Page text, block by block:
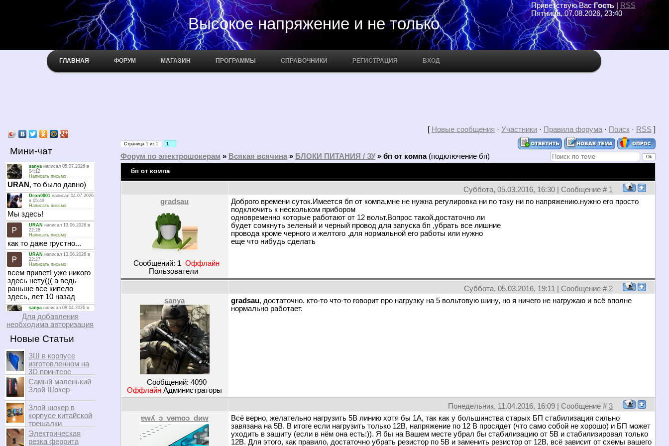
Приветствую Вас Гость|
RSS
Пятница, 07.08.2026, 23:40
Высокое напряжение и не только
ГЛАВНАЯ ФОРУМ МАГАЗИН ПРОГРАММЫ СПРАВОЧНИКИ РЕГИСТРАЦИЯ ВХОД
Мини-чат
Для добавления
необходима авторизация
Новые Статьи
ЗШ в корпусе
изготовленном на
3D принтере
Самый маленький
Злой Шокер
Злой шокер в
корпусе китайской
трещалки
Электрическая
резка феррита
[ Новые сообщения · Участники· Правила форума· Поиск· RSS]
Страница 1из 1 1
Форум по электрошокерам » Всякая всячина » БЛОКИ ПИТАНИЯ / ЗУ » бп от компа (подключение бп)
бп от компа
Суббота, 05.03.2016, 16:30 | Сообщение # 1
gradsau
Сообщений: 1 Оффлайн
Пользователи
Доброго времени суток.Имеется бп от компа,мне не нужна регулировка ни по току ни по напряжению.нужно его просто
подключить к нескольком прибором
одновременно которые работают от 12 вольт.Вопрос такой.достаточно ли
будет сомкнуть зеленый и черный провод для запуска бп ,убрать все лишние
провода кроме черного и желтого .для нормальной его работы или нужно
еще что нибудь сделать
Суббота, 05.03.2016, 19:11 | Сообщение # 2
sanya
Сообщений: 4090
Оффлайн Администраторы
gradsau, достаточно. кто-то что-то говорит про нагрузку на 5 вольтовую шину, но я ничего не нагружаю и всё вполне
нормально работает.
Понедельник, 11.04.2016, 16:09 | Сообщение # 3
ɐwʎ_ɔ_vǝmоɔ_dиw
Всё верно, желательно нагрузить 5В линию хотя бы 1А, так как у большинства старых БП стабилизация сильно
завязана на 5В. В итоге если нагрузить только 12В, напряжение по 12 В просядет (что само собой не хорошо) и БП может
уходить в защиту (если в нём она есть:)). Я бы на Вашем месте убрал бы стабилизацию от 5В и стабилизировал только
12В. Для этого, как правило, достаточно убрать резистор по 5В и заменить резистор от 12В, всё зависит от схемы вашего